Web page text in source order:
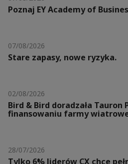
Poznaj EY Academy of
07/08/2026
Stare zapasy, nowe ryzyka.
02/08/2026
Bird & Bird doradzała Tauron
finansowaniu farmy
28/07/2026
Tylko 6% liderów CX chce